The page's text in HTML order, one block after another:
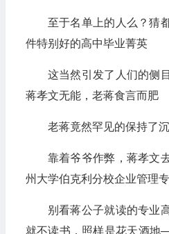
至于名单上的人么？猜
件特别好的高中毕业菁英
这当然引发了人们的侧
蒋孝文无能，老蒋食言而肥
老蒋竟然罕见的保持了
靠着爷爷作弊，蒋孝文
州大学伯克利分校企业管理
别看蒋公子就读的专业
就不读书，照样是花天酒地